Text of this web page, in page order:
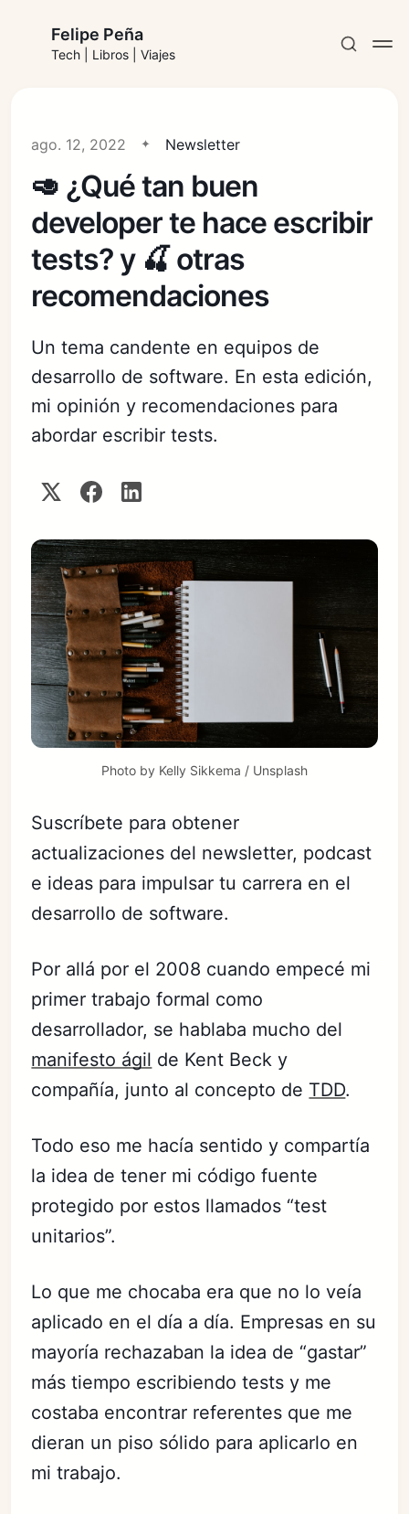
Felipe Peña
Tech | Libros | Viajes
Suscribirse
Iniciar sesión
ago. 12, 2022 Newsletter
🥑 ¿Qué tan buen
developer te hace escribir
tests? y 🍒 otras
recomendaciones
Un tema candente en equipos de
desarrollo de software. En esta edición,
mi opinión y recomendaciones para
abordar escribir tests.
Photo by Kelly Sikkema / Unsplash
Suscríbete para obtener
actualizaciones del newsletter, podcast
e ideas para impulsar tu carrera en el
desarrollo de software.
Por allá por el 2008 cuando empecé mi
primer trabajo formal como
desarrollador, se hablaba mucho del
manifesto ágil de Kent Beck y
compañía, junto al concepto de TDD.
Todo eso me hacía sentido y compartía
la idea de tener mi código fuente
protegido por estos llamados “test
unitarios”.
Lo que me chocaba era que no lo veía
aplicado en el día a día. Empresas en su
mayoría rechazaban la idea de “gastar”
más tiempo escribiendo tests y me
costaba encontrar referentes que me
dieran un piso sólido para aplicarlo en
mi trabajo.